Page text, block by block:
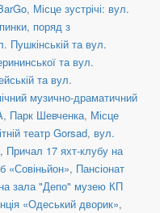
, Місце зустрічі: вул.
поряд з
Пушкінській та вул.
та вул.
та вул.
музично-драматичний
, Парк Шевченка, Місце
театр Gorsad, вул.
, Причал 17 яхт-клубу на
«Совіньйон», Пансіонат
зала "Депо" музею КП
«Одеський дворик»,